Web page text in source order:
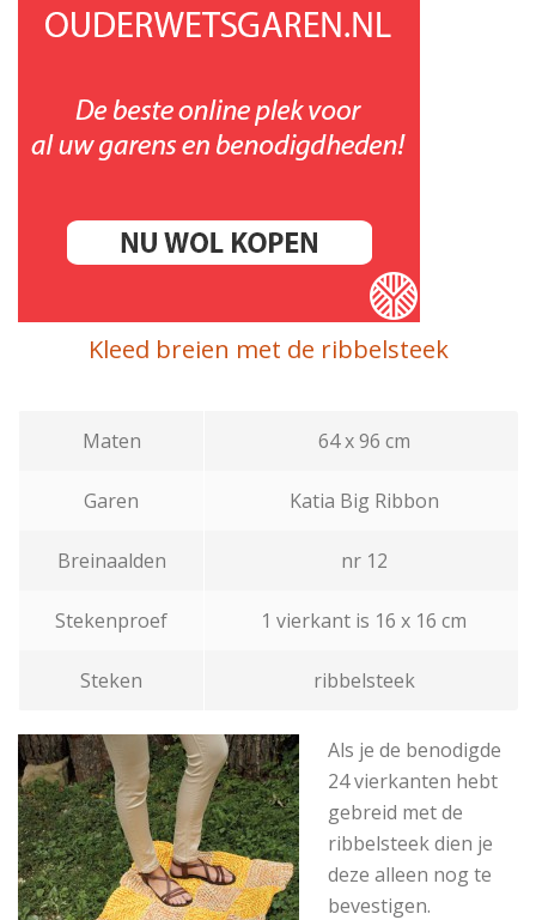
Kleed breien met de ribbelsteek
Maten 64 x 96 cm
Garen Katia Big Ribbon
Breinaalden nr 12
Stekenproef 1 vierkant is 16 x 16 cm
Steken ribbelsteek
Als je de benodigde
24 vierkanten hebt
gebreid met de
ribbelsteek dien je
deze alleen nog te
bevestigen.